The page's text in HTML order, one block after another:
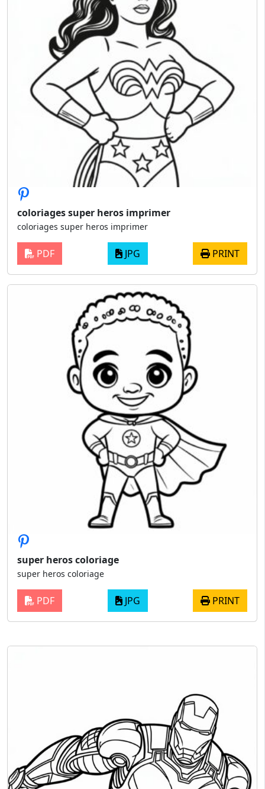
coloriages super heros imprimer
coloriages super heros imprimer
PDF JPG PRINT
super heros coloriage
super heros coloriage
PDF JPG PRINT